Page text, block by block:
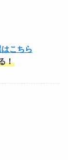
こちら
！